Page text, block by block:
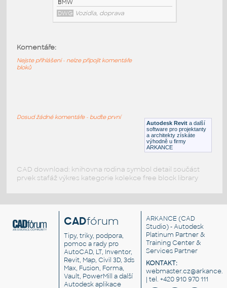
F3D Vozidla, doprava
DWG
Vozidla, doprava
Autodesk Revit a další
software pro projektanty
a architekty získáte
výhodně u firmy
ARKANCE
Komentáře:
Nejste přihlášeni - nelze připojit komentáře
bloků
Dosud žádné komentáře - buďte první
CAD download: knihovna rodina symbol detail součást
prvek stafáž výkres kategorie kolekce free block library
CADfórum
Tipy, triky, podpora,
pomoc a rady pro
AutoCAD, LT, Inventor,
Revit, Map, Civil 3D, 3ds
Max, Fusion, Forma,
Vault, PowerMill a další
Autodesk aplikace
ARKANCE (CAD
Studio) - Autodesk
Platinum Partner &
Training Center &
Services Partner
KONTAKT:
| tel. +420 910 970 111